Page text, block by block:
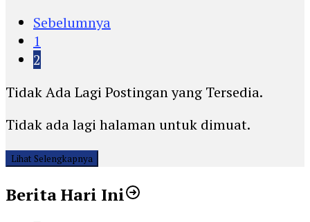
Sebelumnya
1
2
Tidak Ada Lagi Postingan yang Tersedia.
Tidak ada lagi halaman untuk dimuat.
Lihat Selengkapnya
Berita Hari Ini